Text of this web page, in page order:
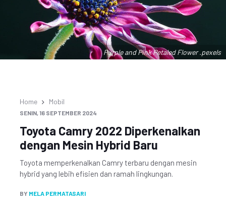
Purple and Pink Petaled Flower .pexels
Home Mobil
SENIN, 16 SEPTEMBER 2024
Toyota Camry 2022 Diperkenalkan
dengan Mesin Hybrid Baru
Toyota memperkenalkan Camry terbaru dengan mesin
hybrid yang lebih efisien dan ramah lingkungan.
BY MELA PERMATASARI